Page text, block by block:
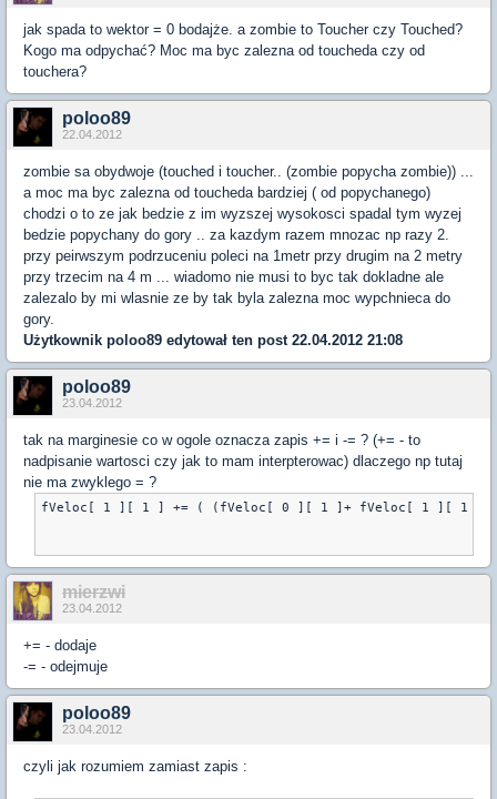
jak spada to wektor = 0 bodajże. a zombie to Toucher czy Touched?
Kogo ma odpychać? Moc ma byc zalezna od toucheda czy od
touchera?
poloo89
22.04.2012
zombie sa obydwoje (touched i toucher.. (zombie popycha zombie)) ...
a moc ma byc zalezna od toucheda bardziej ( od popychanego)
chodzi o to ze jak bedzie z im wyzszej wysokosci spadal tym wyzej
bedzie popychany do gory .. za kazdym razem mnozac np razy 2.
przy peirwszym podrzuceniu poleci na 1metr przy drugim na 2 metry
przy trzecim na 4 m ... wiadomo nie musi to byc tak dokladne ale
zalezalo by mi wlasnie ze by tak byla zalezna moc wypchnieca do
gory.
Użytkownik poloo89 edytował ten post 22.04.2012 21:08
poloo89
23.04.2012
tak na marginesie co w ogole oznacza zapis += i -= ? (+= - to
nadpisanie wartosci czy jak to mam interpterowac) dlaczego np tutaj
nie ma zwyklego = ?
fVeloc[ 1 ][ 1 ] += ( (fVeloc[ 0 ][ 1 ]+ fVeloc[ 1 ][ 1
mierzwi
23.04.2012
+= - dodaje
-= - odejmuje
poloo89
23.04.2012
czyli jak rozumiem zamiast zapis :